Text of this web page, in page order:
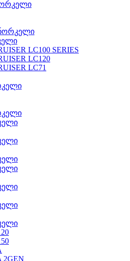
LC100 SERIES
LC120
LC71
2GEN